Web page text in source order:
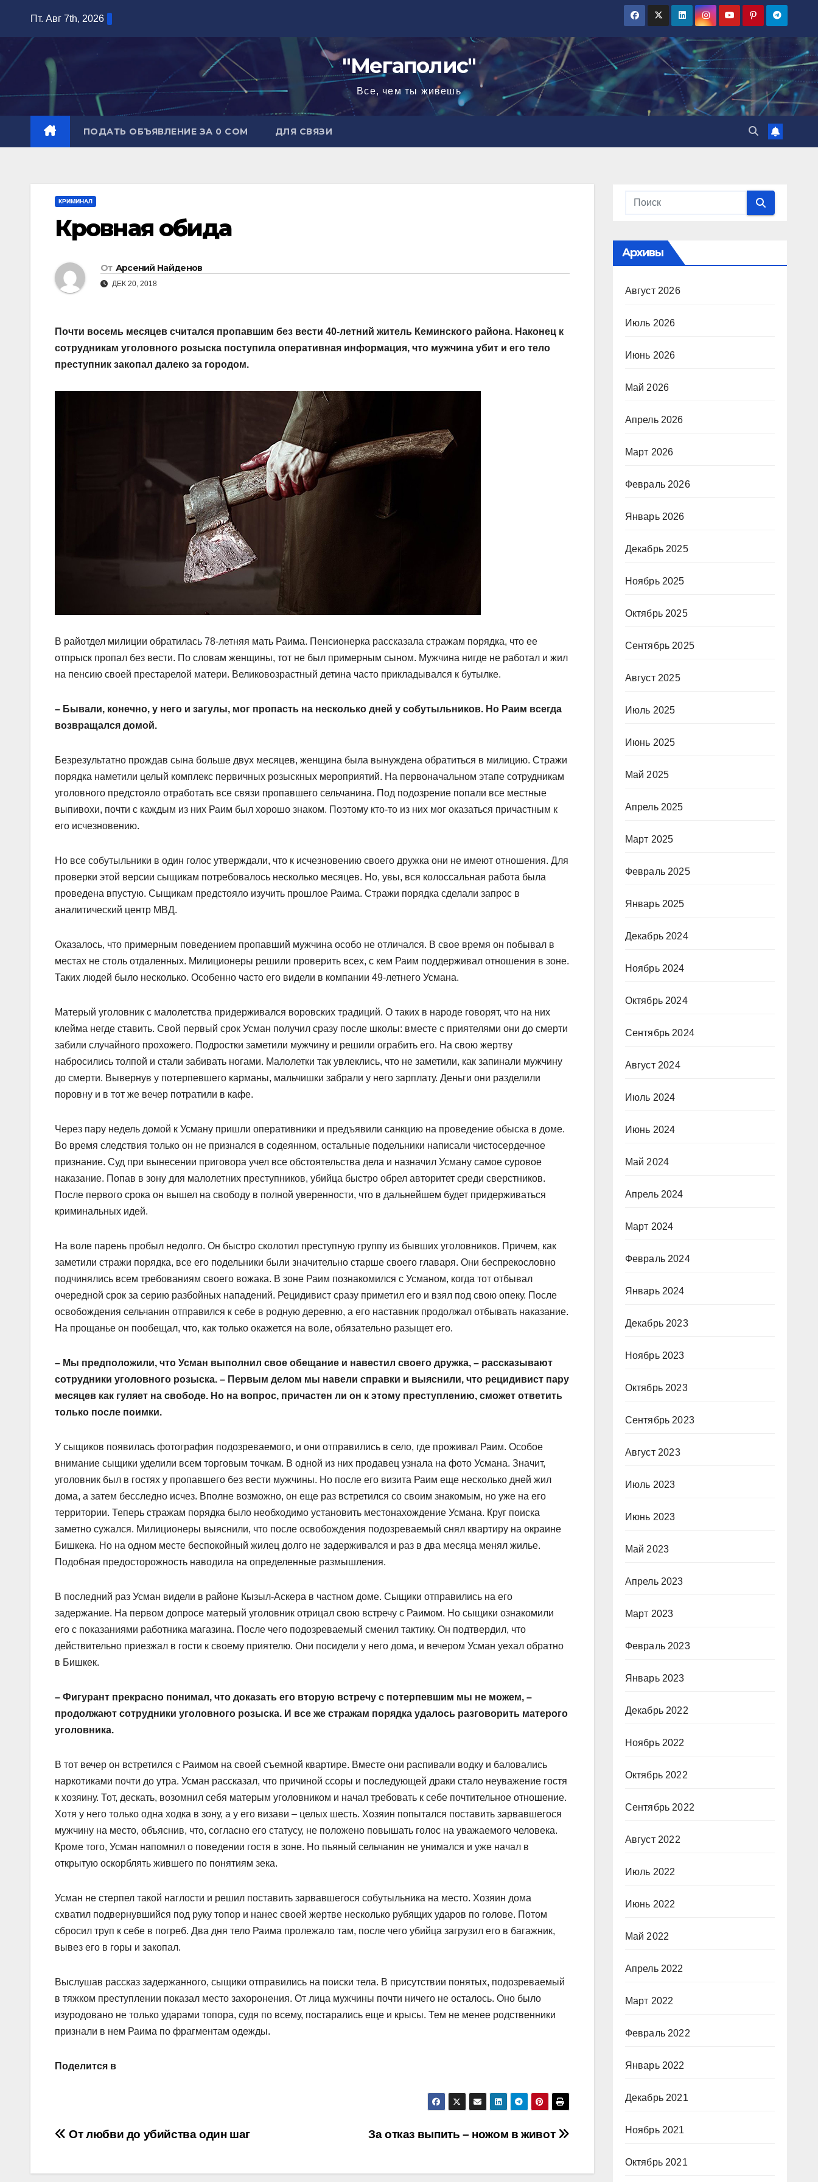
содержимому
Пт. Авг 7th, 2026
"Мегаполис"
Все, чем ты живешь
ПОДАТЬ ОБЪЯВЛЕНИЕ ЗА 0 СОМ ДЛЯ СВЯЗИ
КРИМИНАЛ
Кровная обида
От Арсений Найденов
ДЕК 20, 2018
Почти восемь месяцев считался пропавшим без вести 40-летний житель Кеминского района. Наконец к
сотрудникам уголовного розыска поступила оперативная информация, что мужчина убит и его тело
преступник закопал далеко за городом.
В райотдел милиции обратилась 78-летняя мать Раима. Пенсионерка рассказала стражам порядка, что ее
отпрыск пропал без вести. По словам женщины, тот не был примерным сыном. Мужчина нигде не работал и жил
на пенсию своей престарелой матери. Великовозрастный детина часто прикладывался к бутылке.
– Бывали, конечно, у него и загулы, мог пропасть на несколько дней у собутыльников. Но Раим всегда
возвращался домой.
Безрезультатно прождав сына больше двух месяцев, женщина была вынуждена обратиться в милицию. Стражи
порядка наметили целый комплекс первичных розыскных мероприятий. На первоначальном этапе сотрудникам
уголовного предстояло отработать все связи пропавшего сельчанина. Под подозрение попали все местные
выпивохи, почти с каждым из них Раим был хорошо знаком. Поэтому кто-то из них мог оказаться причастным к
его исчезновению.
Но все собутыльники в один голос утверждали, что к исчезновению своего дружка они не имеют отношения. Для
проверки этой версии сыщикам потребовалось несколько месяцев. Но, увы, вся колоссальная работа была
проведена впустую. Сыщикам предстояло изучить прошлое Раима. Стражи порядка сделали запрос в
аналитический центр МВД.
Оказалось, что примерным поведением пропавший мужчина особо не отличался. В свое время он побывал в
местах не столь отдаленных. Милиционеры решили проверить всех, с кем Раим поддерживал отношения в зоне.
Таких людей было несколько. Особенно часто его видели в компании 49-летнего Усмана.
Матерый уголовник с малолетства придерживался воровских традиций. О таких в народе говорят, что на них
клейма негде ставить. Свой первый срок Усман получил сразу после школы: вместе с приятелями они до смерти
забили случайного прохожего. Подростки заметили мужчину и решили ограбить его. На свою жертву
набросились толпой и стали забивать ногами. Малолетки так увлеклись, что не заметили, как запинали мужчину
до смерти. Вывернув у потерпевшего карманы, мальчишки забрали у него зарплату. Деньги они разделили
поровну и в тот же вечер потратили в кафе.
Через пару недель домой к Усману пришли оперативники и предъявили санкцию на проведение обыска в доме.
Во время следствия только он не признался в содеянном, остальные подельники написали чистосердечное
признание. Суд при вынесении приговора учел все обстоятельства дела и назначил Усману самое суровое
наказание. Попав в зону для малолетних преступников, убийца быстро обрел авторитет среди сверстников.
После первого срока он вышел на свободу в полной уверенности, что в дальнейшем будет придерживаться
криминальных идей.
На воле парень пробыл недолго. Он быстро сколотил преступную группу из бывших уголовников. Причем, как
заметили стражи порядка, все его подельники были значительно старше своего главаря. Они беспрекословно
подчинялись всем требованиям своего вожака. В зоне Раим познакомился с Усманом, когда тот отбывал
очередной срок за серию разбойных нападений. Рецидивист сразу приметил его и взял под свою опеку. После
освобождения сельчанин отправился к себе в родную деревню, а его наставник продолжал отбывать наказание.
На прощанье он по­обещал, что, как только окажется на воле, обязательно разыщет его.
– Мы предположили, что Усман выполнил свое обещание и навестил своего дружка, – рассказывают
сотрудники уголовного розыска. – Первым делом мы навели справки и выяснили, что рецидивист пару
месяцев как гуляет на свободе. Но на вопрос, причастен ли он к этому преступлению, сможет ответить
только после поимки.
У сыщиков появилась фотография подозреваемого, и они отправились в село, где проживал Раим. Особое
внимание сыщики уделили всем торговым точкам. В одной из них продавец узнала на фото Усмана. Значит,
уголовник был в гостях у пропавшего без вести мужчины. Но после его визита Раим еще несколько дней жил
дома, а затем бесследно исчез. Вполне возможно, он еще раз встретился со своим знакомым, но уже на его
территории. Теперь стражам порядка было необходимо установить местонахождение Усмана. Круг поиска
заметно сужался. Милиционеры выяснили, что после освобождения подозреваемый снял квартиру на окраине
Бишкека. Но на одном месте беспокойный жилец долго не задерживался и раз в два месяца менял жилье.
Подобная предосторожность наводила на определенные размышления.
В последний раз Усман видели в районе Кызыл-Аскера в частном доме. Сыщики отправились на его
задержание. На первом допросе матерый уголовник отрицал свою встречу с Раимом. Но сыщики ознакомили
его с показаниями работника магазина. После чего подозреваемый сменил тактику. Он подтвердил, что
действительно приезжал в гости к своему приятелю. Они посидели у него дома, и вечером Усман уехал обратно
в Бишкек.
– Фигурант прекрасно понимал, что доказать его вторую встречу с потерпевшим мы не можем, –
продолжают сотрудники уголовного розыска. И все же стражам порядка удалось разговорить матерого
уголовника.
В тот вечер он встретился с Раимом на своей съемной квартире. Вместе они распивали водку и баловались
наркотиками почти до утра. Усман рассказал, что причиной ссоры и последующей драки стало неуважение гостя
к хозяину. Тот, дескать, возомнил себя матерым уголовником и начал требовать к себе почтительное отношение.
Хотя у него только одна ходка в зону, а у его визави – целых шесть. Хозяин попытался поставить зарвавшегося
мужчину на место, объяснив, что, согласно его статусу, не положено повышать голос на уважаемого человека.
Кроме того, Усман напомнил о поведении гостя в зоне. Но пьяный сельчанин не унимался и уже начал в
открытую оскорблять жившего по понятиям зека.
Усман не стерпел такой наглости и решил поставить зарвавшегося собутыльника на место. Хозяин дома
схватил подвернувшийся под руку топор и нанес своей жертве несколько рубящих ударов по голове. Потом
сбросил труп к себе в погреб. Два дня тело Раима пролежало там, после чего убийца загрузил его в багажник,
вывез его в горы и закопал.
Выслушав рассказ задержанного, сыщики отправились на поиски тела. В присутствии понятых, подозреваемый
в тяжком преступлении показал место захоронения. От лица мужчины почти ничего не осталось. Оно было
изуродовано не только ударами топора, судя по всему, постарались еще и крысы. Тем не менее родственники
признали в нем Раима по фрагментам одежды.
Поделится в
Навигация
За отказ выпить – ножом в живот
От любви до убийства один шаг
Архивы
Август 2026
Июль 2026
Июнь 2026
Май 2026
Апрель 2026
Март 2026
Февраль 2026
Январь 2026
Декабрь 2025
Ноябрь 2025
Октябрь 2025
Сентябрь 2025
Август 2025
Июль 2025
Июнь 2025
Май 2025
Апрель 2025
Март 2025
Февраль 2025
Январь 2025
Декабрь 2024
Ноябрь 2024
Октябрь 2024
Сентябрь 2024
Август 2024
Июль 2024
Июнь 2024
Май 2024
Апрель 2024
Март 2024
Февраль 2024
Январь 2024
Декабрь 2023
Ноябрь 2023
Октябрь 2023
Сентябрь 2023
Август 2023
Июль 2023
Июнь 2023
Май 2023
Апрель 2023
Март 2023
Февраль 2023
Январь 2023
Декабрь 2022
Ноябрь 2022
Октябрь 2022
Сентябрь 2022
Август 2022
Июль 2022
Июнь 2022
Май 2022
Апрель 2022
Март 2022
Февраль 2022
Январь 2022
Декабрь 2021
Ноябрь 2021
Октябрь 2021